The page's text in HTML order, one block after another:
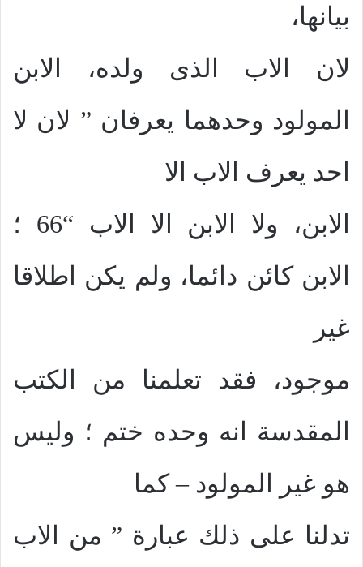
بيانها،
لان الاب الذى ولده، الابن
المولود وحدهما يعرفان ” لان لا
احد يعرف الاب الا
الابن، ولا الابن الا الاب “66 ؛
الابن كائن دائما، ولم يكن اطلاقا
غير
موجود، فقد تعلمنا من الكتب
المقدسة انه وحده ختم ؛ وليس
هو غير المولود – كما
تدلنا على ذلك عبارة ” من الاب